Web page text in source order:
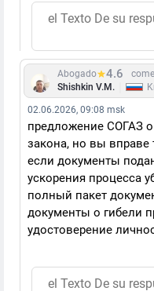
Abogado 4.6
Shishkin V.M.
02.06.2026, 09:08 msk
предложение СОГАЗ
закона, но вы
если документы
ускорения процесса
полный пакет
документы о гибели
удостоверение